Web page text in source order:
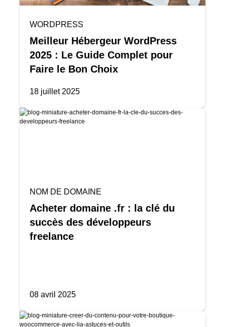
WORDPRESS
Meilleur Hébergeur WordPress
2025 : Le Guide Complet pour
Faire le Bon Choix
18 juillet 2025
NOM DE DOMAINE
Acheter domaine .fr : la clé du
succès des développeurs
freelance
08 avril 2025